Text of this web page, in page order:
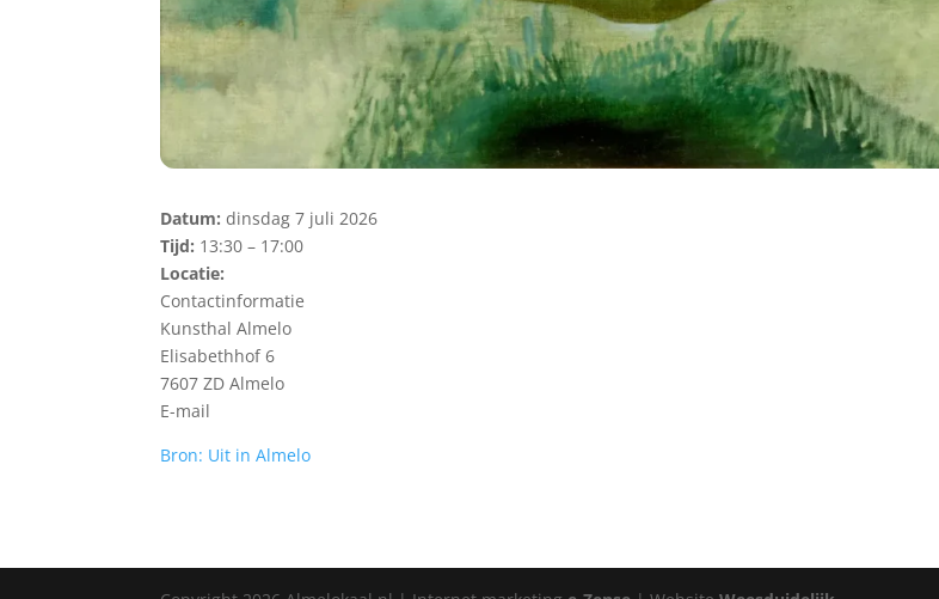
Datum: dinsdag 7 juli 2026
Tijd: 13:30 – 17:00
Locatie:
Contactinformatie
Kunsthal Almelo
Elisabethhof 6
7607 ZD Almelo
E-mail
Bron: Uit in Almelo